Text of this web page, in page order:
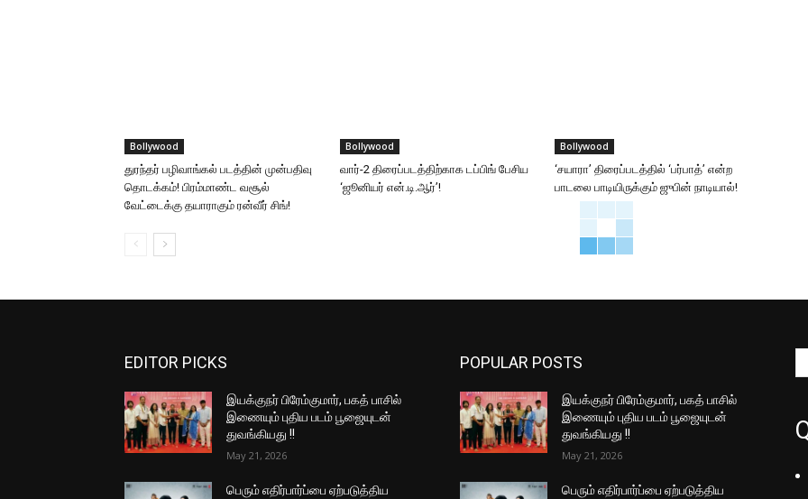
Bollywood
துரந்தர் பழிவாங்கல் படத்தின் முன்பதிவு
தொடக்கம்! பிரம்மாண்ட வசூல்
வேட்டைக்கு தயாராகும் ரன்வீர் சிங்!
Bollywood
வார்-2 திரைப்படத்திற்காக டப்பிங் பேசிய
‘ஜூனியர் என்.டி.ஆர்’!
Bollywood
‘சயாரா’ திரைப்படத்தில் ‘பர்பாத்’ என்ற
பாடலை பாடியிருக்கும் ஜுபின் நாடியால்!
EDITOR PICKS
இயக்குநர் பிரேம்குமார், பகத் பாசில்
இணையும் புதிய படம் பூஜையுடன்
துவங்கியது !!
May 21, 2026
பெரும் எதிர்பார்ப்பை ஏற்படுத்திய
POPULAR POSTS
இயக்குநர் பிரேம்குமார், பகத் பாசில்
இணையும் புதிய படம் பூஜையுடன்
துவங்கியது !!
May 21, 2026
பெரும் எதிர்பார்ப்பை ஏற்படுத்திய